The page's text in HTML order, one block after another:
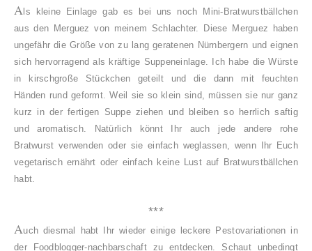
Als kleine Einlage gab es bei uns noch Mini-Bratwurstbällchen
aus den Merguez von meinem Schlachter. Diese Merguez haben
ungefähr die Größe von zu lang geratenen Nürnbergern und eignen
sich hervorragend als kräftige Suppeneinlage. Ich habe die Würste
in kirschgroße Stückchen geteilt und die dann mit feuchten
Händen rund geformt. Weil sie so klein sind, müssen sie nur ganz
kurz in der fertigen Suppe ziehen und bleiben so herrlich saftig
und aromatisch. Natürlich könnt Ihr auch jede andere rohe
Bratwurst verwenden oder sie einfach weglassen, wenn Ihr Euch
vegetarisch ernährt oder einfach keine Lust auf Bratwurstbällchen
habt.
***
Auch diesmal habt Ihr wieder einige leckere Pestovariationen in
der Foodblogger-nachbarschaft zu entdecken. Schaut unbedingt